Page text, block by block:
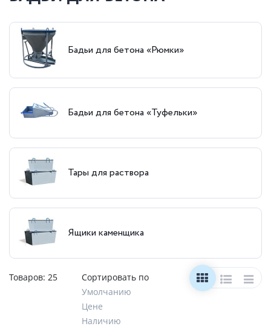
Бадьи для бетона «Рюмки»
Бадьи для бетона «Туфельки»
Тары для раствора
Ящики каменщика
Товаров: 25
Сортировать по
Умолчанию
Цене
Наличию